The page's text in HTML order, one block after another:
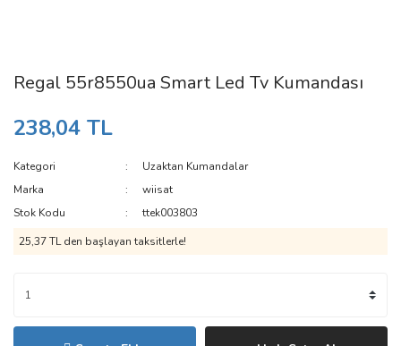
Regal 55r8550ua Smart Led Tv Kumandası
238,04 TL
Kategori
Uzaktan Kumandalar
Marka
wiisat
Stok Kodu
ttek003803
25,37 TL den başlayan taksitlerle!